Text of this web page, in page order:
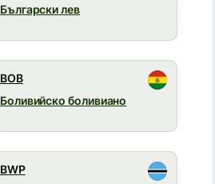
Български лев
BOB
Боливийско боливиано
BWP